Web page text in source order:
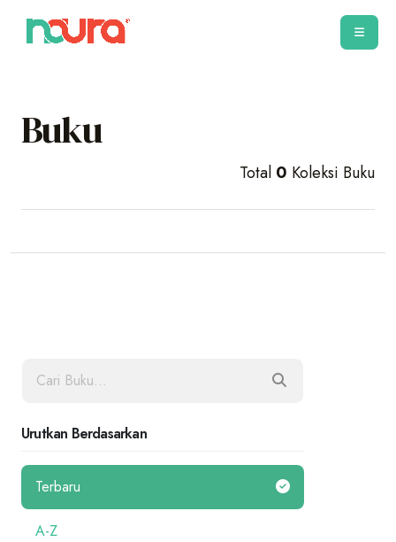
Buku
Total 0 Koleksi Buku
Urutkan Berdasarkan
Terbaru
A-Z